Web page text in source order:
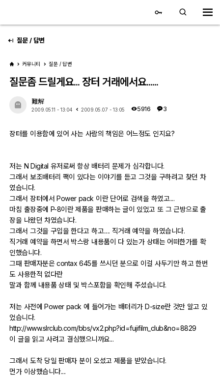
홈
갤러리
자유 갤러리
전시회 갤러리
飛龍/김상환님 아침 갤러리
커뮤니티
자유게시판
오프라인
정보 / 강좌
장터
질문 / 답변
질문 / 답변
커뮤니티 질문 / 답변
질문좀 드릴게요... 장터 거래에서요......
難解
2009.05.11 - 13:04 2009.05.07 - 13:05 5916 3
장터를 이용함에 있어 사는 사람의 책임은 어느정도 인지요?
저는 N Digital 유저로써 항상 배터리 문제가 심각합니다.
그래서 보조배터리 팩이 있다는 이야기를 듣고 그것을 구하려고 찾던 차
였습니다.
그래서 장터에서 Power pack 이란 단어로 검색을 하였고....
마침 출장중에 P-8이란 제품을 판매하는 글이 있었고 또 그 근방으로 출
장을 나왔던 차였습니다.
그래서 그것을 구입을 한다고 하고..... 직거래 예약을 하였습니다.
직거래 예약을 하면서 박스랑 내용품이 다 있는가 상태는 어떠한가를 확
인했습니다.
그때 판매자분은 contax 645를 쓰시던 분으로 이걸 사두기만 하고 한번
도 사용한적 없다란
말과 함께 내용품 상태 및 박스포함을 확인해 주셨습니다.
저는 사전에 Power pack 에 들어가는 배터리가 D-size란 것만 알고 있
었습니다.
http://www.slrclub.com/bbs/vx2.php?id=fujifilm_club&no=8829
이 글을 읽고 사려고 결심했으니까요...
그래서 도착 당일 판매자 분이 오셨고 제품을 받았습니다.
먼가 이상했습니다....